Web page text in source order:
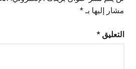
مشار إليها بـ *
التعليق *